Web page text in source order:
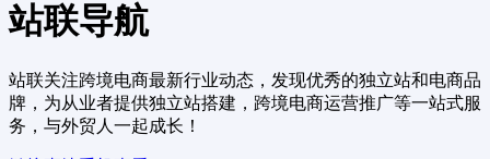
站联导航
站联关注跨境电商最新行业动态，发现优秀的独立站和电商品
牌，为从业者提供独立站搭建，跨境电商运营推广等一站式服
务，与外贸人一起成长！